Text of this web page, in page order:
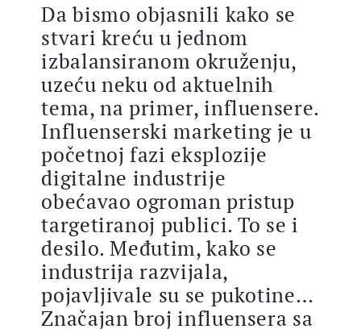
Da bismo objasnili kako se
stvari kreću u jednom
izbalansiranom okruženju,
uzeću neku od aktuelnih
tema, na primer, influensere.
Influenserski marketing je u
početnoj fazi eksplozije
digitalne industrije
obećavao ogroman pristup
targetiranoj publici. To se i
desilo. Međutim, kako se
industrija razvijala,
pojavljivale su se pukotine…
Značajan broj influensera sa